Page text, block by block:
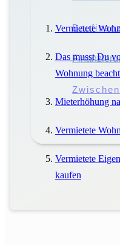
Störung
Miete|
Miete
Vermietete
Das musst Du
Wohnung
Mieterhöhung
Vermietete
Vermietete
kaufen